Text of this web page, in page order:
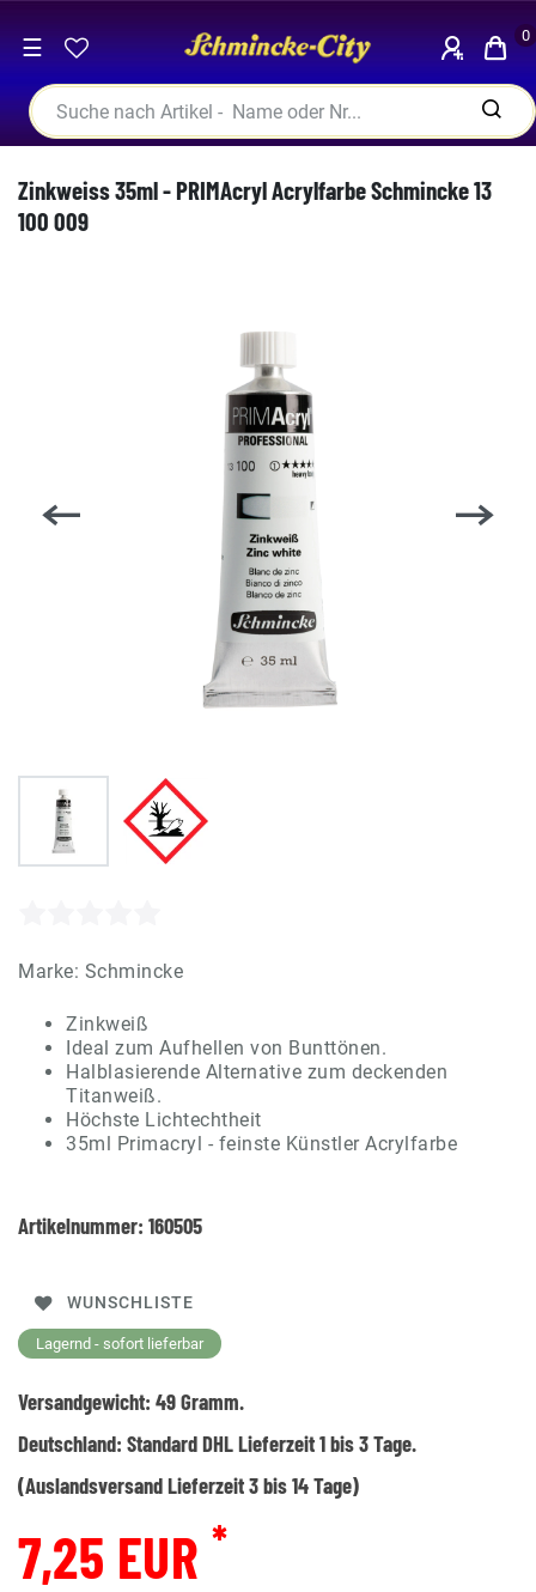
☰ 0
Zinkweiss 35ml - PRIMAcryl Acrylfarbe Schmincke 13
100 009
Marke: Schmincke
Zinkweiß
Ideal zum Aufhellen von Bunttönen.
Halblasierende Alternative zum deckenden
Titanweiß.
Höchste Lichtechtheit
35ml Primacryl - feinste Künstler Acrylfarbe
Artikelnummer: 160505
WUNSCHLISTE
Lagernd - sofort lieferbar
Versandgewicht: 49Gramm.
Deutschland: Standard DHL Lieferzeit 1 bis 3 Tage.
(Auslandsversand Lieferzeit 3 bis 14 Tage)
7,25 EUR *